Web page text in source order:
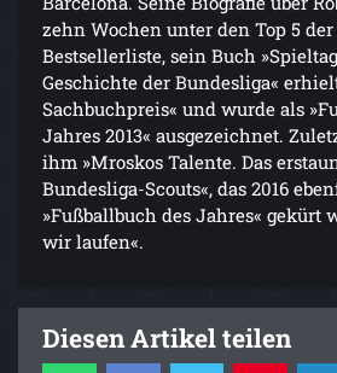
zehn Wochen unter den Top 5
Bestsellerliste, sein Buch
Geschichte der Bundesliga«
Sachbuchpreis« und wurde als
Jahres 2013« ausgezeichnet.
ihm »Mroskos Talente. Das
Bundesliga-Scouts«, das 2016
»Fußballbuch des Jahres« gekürt
wir laufen«.
Diesen Artikel teilen